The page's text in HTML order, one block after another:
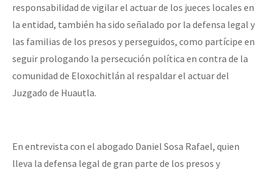
responsabilidad de vigilar el actuar de los jueces locales en
la entidad, también ha sido señalado por la defensa legal y
las familias de los presos y perseguidos, como partícipe en
seguir prologando la persecución política en contra de la
comunidad de Eloxochitlán al respaldar el actuar del
Juzgado de Huautla.
En entrevista con el abogado Daniel Sosa Rafael, quien
lleva la defensa legal de gran parte de los presos y